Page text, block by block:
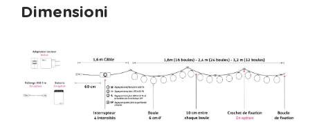
Dimensioni